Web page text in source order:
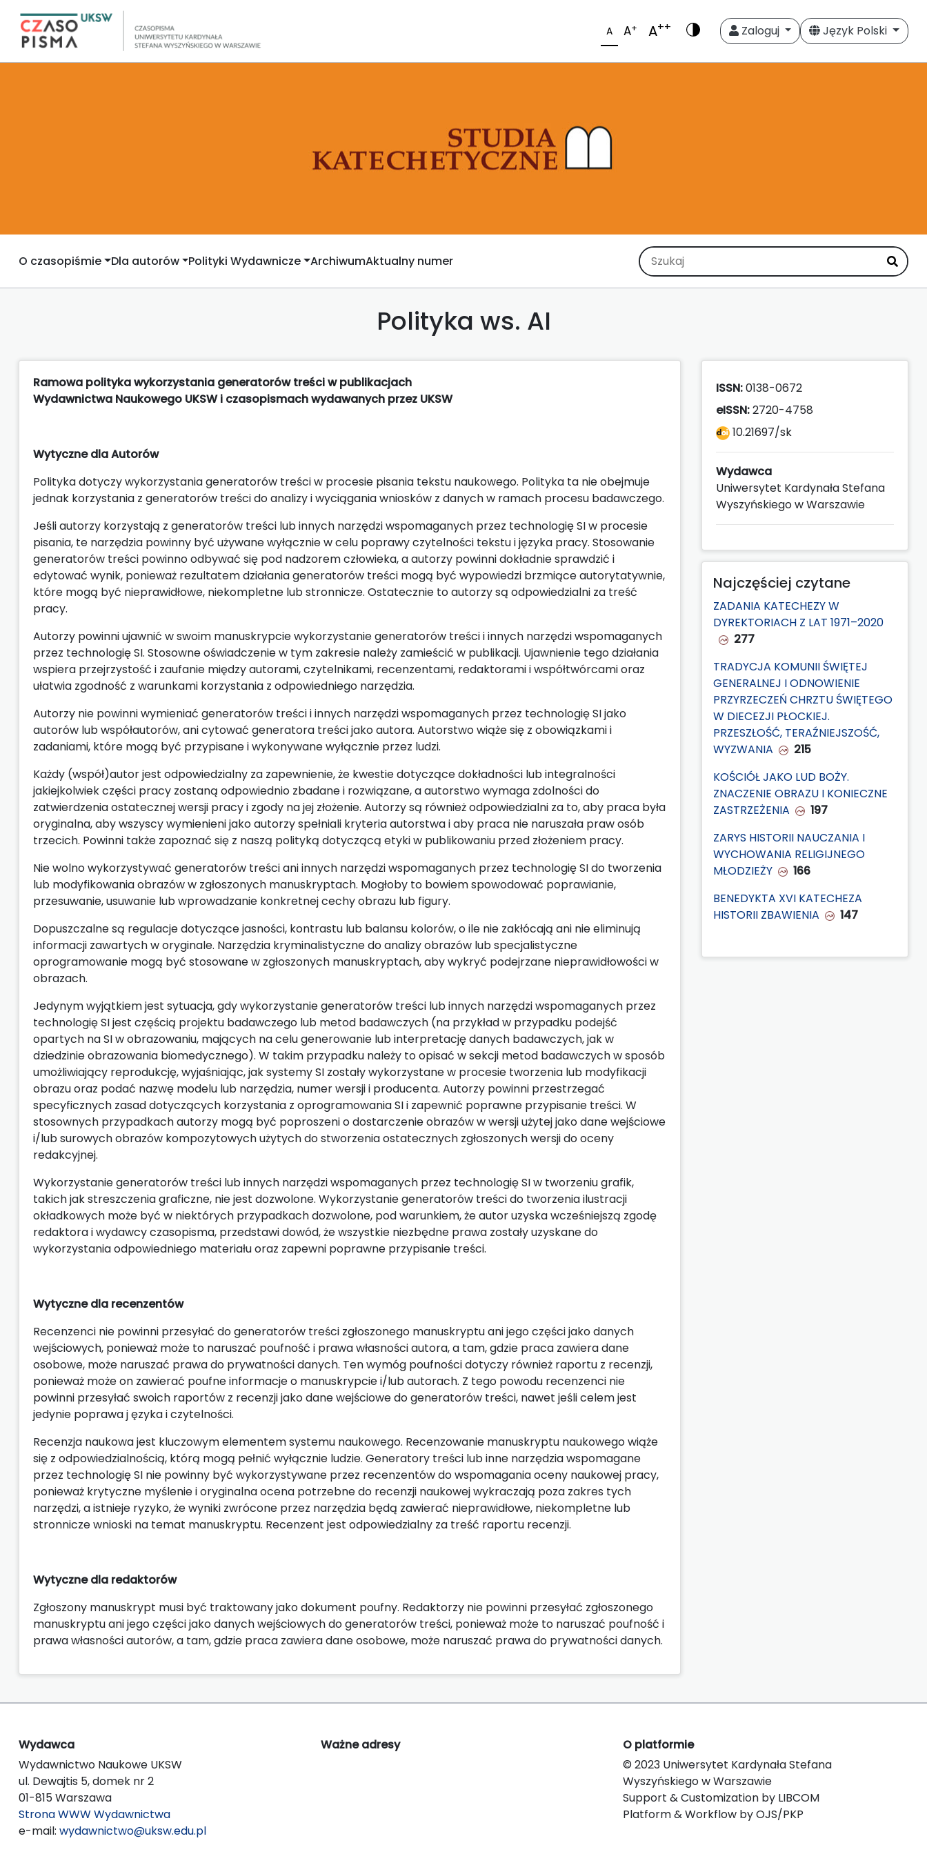
A A+ A++ Zaloguj Język Polski
O czasopiśmie Dla autorów Polityki Wydawnicze ArchiwumAktualny numer
Polityka ws. AI
Ramowa polityka wykorzystania generatorów treści w publikacjach
Wydawnictwa Naukowego UKSW i czasopismach wydawanych przez UKSW
Wytyczne dla Autorów
Polityka dotyczy wykorzystania generatorów treści w procesie pisania tekstu naukowego. Polityka ta nie obejmuje
jednak korzystania z generatorów treści do analizy i wyciągania wniosków z danych w ramach procesu badawczego.
Jeśli autorzy korzystają z generatorów treści lub innych narzędzi wspomaganych przez technologię SI w procesie
pisania, te narzędzia powinny być używane wyłącznie w celu poprawy czytelności tekstu i języka pracy. Stosowanie
generatorów treści powinno odbywać się pod nadzorem człowieka, a autorzy powinni dokładnie sprawdzić i
edytować wynik, ponieważ rezultatem działania generatorów treści mogą być wypowiedzi brzmiące autorytatywnie,
które mogą być nieprawidłowe, niekompletne lub stronnicze. Ostatecznie to autorzy są odpowiedzialni za treść
pracy.
Autorzy powinni ujawnić w swoim manuskrypcie wykorzystanie generatorów treści i innych narzędzi wspomaganych
przez technologię SI. Stosowne oświadczenie w tym zakresie należy zamieścić w publikacji. Ujawnienie tego działania
wspiera przejrzystość i zaufanie między autorami, czytelnikami, recenzentami, redaktorami i współtwórcami oraz
ułatwia zgodność z warunkami korzystania z odpowiedniego narzędzia.
Autorzy nie powinni wymieniać generatorów treści i innych narzędzi wspomaganych przez technologię SI jako
autorów lub współautorów, ani cytować generatora treści jako autora. Autorstwo wiąże się z obowiązkami i
zadaniami, które mogą być przypisane i wykonywane wyłącznie przez ludzi.
Każdy (współ)autor jest odpowiedzialny za zapewnienie, że kwestie dotyczące dokładności lub integralności
jakiejkolwiek części pracy zostaną odpowiednio zbadane i rozwiązane, a autorstwo wymaga zdolności do
zatwierdzenia ostatecznej wersji pracy i zgody na jej złożenie. Autorzy są również odpowiedzialni za to, aby praca była
oryginalna, aby wszyscy wymienieni jako autorzy spełniali kryteria autorstwa i aby praca nie naruszała praw osób
trzecich. Powinni także zapoznać się z naszą polityką dotyczącą etyki w publikowaniu przed złożeniem pracy.
Nie wolno wykorzystywać generatorów treści ani innych narzędzi wspomaganych przez technologię SI do tworzenia
lub modyfikowania obrazów w zgłoszonych manuskryptach. Mogłoby to bowiem spowodować poprawianie,
przesuwanie, usuwanie lub wprowadzanie konkretnej cechy obrazu lub figury.
Dopuszczalne są regulacje dotyczące jasności, kontrastu lub balansu kolorów, o ile nie zakłócają ani nie eliminują
informacji zawartych w oryginale. Narzędzia kryminalistyczne do analizy obrazów lub specjalistyczne
oprogramowanie mogą być stosowane w zgłoszonych manuskryptach, aby wykryć podejrzane nieprawidłowości w
obrazach.
Jedynym wyjątkiem jest sytuacja, gdy wykorzystanie generatorów treści lub innych narzędzi wspomaganych przez
technologię SI jest częścią projektu badawczego lub metod badawczych (na przykład w przypadku podejść
opartych na SI w obrazowaniu, mających na celu generowanie lub interpretację danych badawczych, jak w
dziedzinie obrazowania biomedycznego). W takim przypadku należy to opisać w sekcji metod badawczych w sposób
umożliwiający reprodukcję, wyjaśniając, jak systemy SI zostały wykorzystane w procesie tworzenia lub modyfikacji
obrazu oraz podać nazwę modelu lub narzędzia, numer wersji i producenta. Autorzy powinni przestrzegać
specyficznych zasad dotyczących korzystania z oprogramowania SI i zapewnić poprawne przypisanie treści. W
stosownych przypadkach autorzy mogą być poproszeni o dostarczenie obrazów w wersji użytej jako dane wejściowe
i/lub surowych obrazów kompozytowych użytych do stworzenia ostatecznych zgłoszonych wersji do oceny
redakcyjnej.
Wykorzystanie generatorów treści lub innych narzędzi wspomaganych przez technologię SI w tworzeniu grafik,
takich jak streszczenia graficzne, nie jest dozwolone. Wykorzystanie generatorów treści do tworzenia ilustracji
okładkowych może być w niektórych przypadkach dozwolone, pod warunkiem, że autor uzyska wcześniejszą zgodę
redaktora i wydawcy czasopisma, przedstawi dowód, że wszystkie niezbędne prawa zostały uzyskane do
wykorzystania odpowiedniego materiału oraz zapewni poprawne przypisanie treści.
Wytyczne dla recenzentów
Recenzenci nie powinni przesyłać do generatorów treści zgłoszonego manuskryptu ani jego części jako danych
wejściowych, ponieważ może to naruszać poufność i prawa własności autora, a tam, gdzie praca zawiera dane
osobowe, może naruszać prawa do prywatności danych. Ten wymóg poufności dotyczy również raportu z recenzji,
ponieważ może on zawierać poufne informacje o manuskrypcie i/lub autorach. Z tego powodu recenzenci nie
powinni przesyłać swoich raportów z recenzji jako dane wejściowe do generatorów treści, nawet jeśli celem jest
jedynie poprawa j ęzyka i czytelności.
Recenzja naukowa jest kluczowym elementem systemu naukowego. Recenzowanie manuskryptu naukowego wiąże
się z odpowiedzialnością, którą mogą pełnić wyłącznie ludzie. Generatory treści lub inne narzędzia wspomagane
przez technologię SI nie powinny być wykorzystywane przez recenzentów do wspomagania oceny naukowej pracy,
ponieważ krytyczne myślenie i oryginalna ocena potrzebne do recenzji naukowej wykraczają poza zakres tych
narzędzi, a istnieje ryzyko, że wyniki zwrócone przez narzędzia będą zawierać nieprawidłowe, niekompletne lub
stronnicze wnioski na temat manuskryptu. Recenzent jest odpowiedzialny za treść raportu recenzji.
Wytyczne dla redaktorów
Zgłoszony manuskrypt musi być traktowany jako dokument poufny. Redaktorzy nie powinni przesyłać zgłoszonego
manuskryptu ani jego części jako danych wejściowych do generatorów treści, ponieważ może to naruszać poufność i
prawa własności autorów, a tam, gdzie praca zawiera dane osobowe, może naruszać prawa do prywatności danych.
ISSN:0138-0672
eISSN:2720-4758
10.21697/sk
Wydawca
Uniwersytet Kardynała Stefana
Wyszyńskiego w Warszawie
Najczęściej czytane
ZADANIA KATECHEZY W
DYREKTORIACH Z LAT 1971–2020
277
TRADYCJA KOMUNII ŚWIĘTEJ
GENERALNEJ I ODNOWIENIE
PRZYRZECZEŃ CHRZTU ŚWIĘTEGO
W DIECEZJI PŁOCKIEJ.
PRZESZŁOŚĆ, TERAŹNIEJSZOŚĆ,
WYZWANIA
215
KOŚCIÓŁ JAKO LUD BOŻY.
ZNACZENIE OBRAZU I KONIECZNE
ZASTRZEŻENIA
197
ZARYS HISTORII NAUCZANIA I
WYCHOWANIA RELIGIJNEGO
MŁODZIEŻY
166
BENEDYKTA XVI KATECHEZA
HISTORII ZBAWIENIA
147
Wydawca
Wydawnictwo Naukowe UKSW
ul. Dewajtis 5, domek nr 2
01-815 Warszawa
Strona WWW Wydawnictwa
e-mail: wydawnictwo@uksw.edu.pl
Ważne adresy
O platformie
© 2023 Uniwersytet Kardynała Stefana
Wyszyńskiego w Warszawie
Support & Customization by LIBCOM
Platform & Workflow by OJS/PKP